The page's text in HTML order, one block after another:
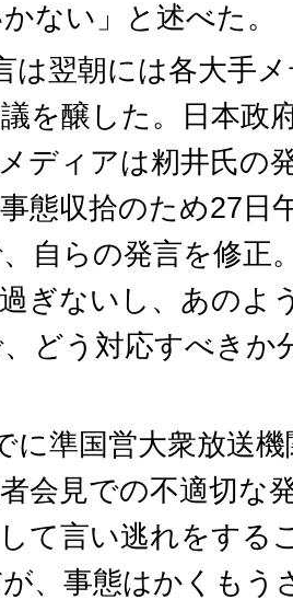
ない」と述べた。
は翌朝には各大手
を醸した。日本政
ディアは籾井氏の
態収拾のため27日
自らの発言を修正
ぎないし、あのよ
どう対応すべきか
に準国営大衆放送
会見での不適切な
て言い逃れをする
、事態はかくもう